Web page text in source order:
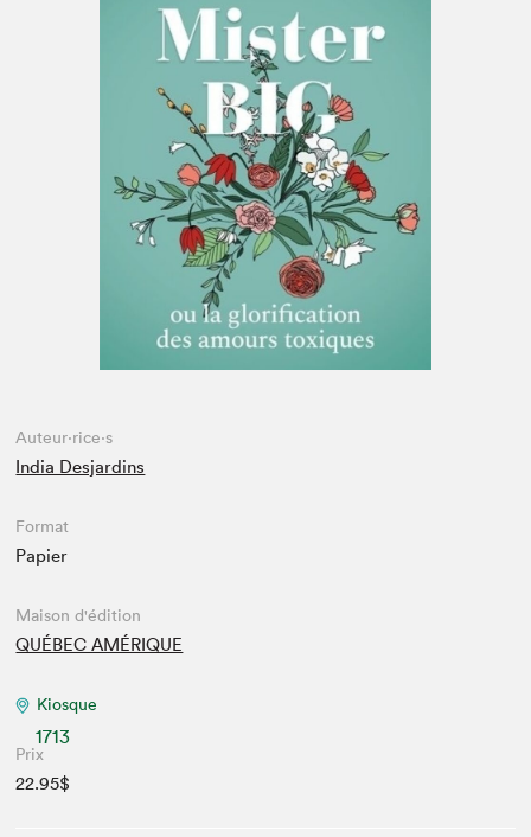
Espace médias
Auteur·rice·s
India Desjardins
Format
Papier
Maison d'édition
QUÉBEC AMÉRIQUE
Kiosque
1713
Prix
22.95$